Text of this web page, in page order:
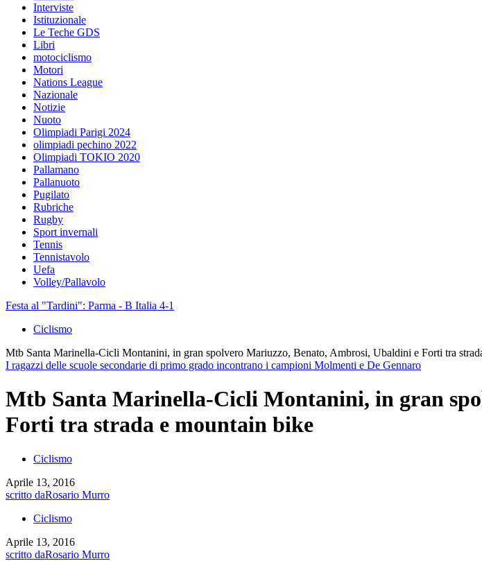
Interviste
Istituzionale
Le Teche GDS
Libri
motociclismo
Motori
Nations League
Nazionale
Notizie
Nuoto
Olimpiadi Parigi 2024
olimpiadi pechino 2022
Olimpiadi TOKIO 2020
Pallamano
Pallanuoto
Pugilato
Rubriche
Rugby
Sport invernali
Tennis
Tennistavolo
Uefa
Volley/Pallavolo
Festa al "Tardini": Parma - B Italia 4-1
Ciclismo
Mtb Santa Marinella-Cicli Montanini, in gran spolvero Mariuzzo, Benato, Ambrosi, Ubaldini e Forti tra
I ragazzi delle scuole secondarie di primo grado incontrano i campioni Molmenti e De Gennaro
Mtb Santa Marinella-Cicli Montanini, in gran
Forti tra strada e mountain bike
Ciclismo
Aprile 13, 2016
scritto daRosario Murro
Ciclismo
Aprile 13, 2016
scritto daRosario Murro